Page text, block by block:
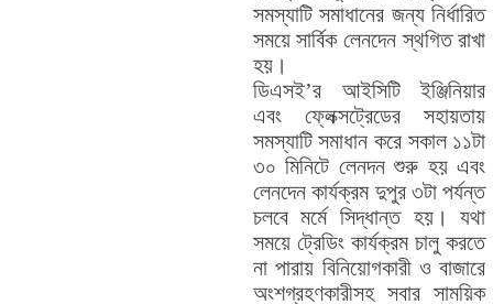
সমস্যাটি সমাধানের জন্য নির্ধারিত
সময়ে সার্বিক লেনদেন স্থগিত রাখা
হয়।
ডিএসই’র আইসিটি ইঞ্জিনিয়ার
এবং ফ্লেক্সট্রেডের সহায়তায়
সমস্যাটি সমাধান করে সকাল ১১টা
৩০ মিনিটে লেনদন শুরু হয় এবং
লেনদেন কার্যক্রম দুপুর ৩টা পর্যন্ত
চলবে মর্মে সিদ্ধান্ত হয়। যথা
সময়ে ট্রেডিং কার্যক্রম চালু করতে
না পারায় বিনিয়োগকারী ও বাজারে
অংশগ্রহণকারীসহ সবার সাময়িক